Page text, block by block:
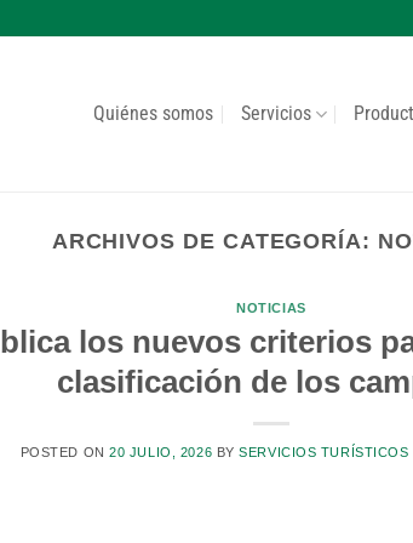
Quiénes somos Servicios
ARCHIVOS DE CATEGORÍA:
NOTICIAS
los nuevos criterios
clasificación de los
POSTED ON20 JULIO, 2026 BYSERVICIOS TURÍSTICOS